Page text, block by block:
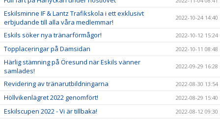
Eskilsminne IF & Lantz Trafikskola i ett exklusivt
erbjudande till alla våra medlemmar!
2022-10-24 14:40
Eskils söker nya tränarförmågor! 2022-10-12 15:24
Topplaceringar på Damsidan 2022-10-11 08:48
Härlig stämning på Öresund när Eskils vänner
samlades!
2022-09-29 16:28
Revidering av tränarutbildningarna 2022-08-30 13:54
Höllvikenlägret 2022 genomfört! 2022-08-29 15:40
Eskilscupen 2022 - Vi är tillbaka! 2022-08-12 09:30